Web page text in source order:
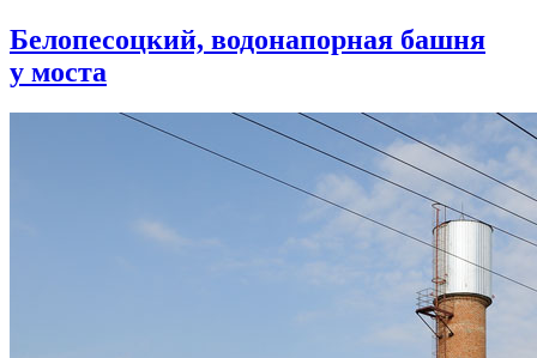
Белопесоцкий, водонапорная башня
у моста